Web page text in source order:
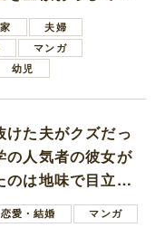
てきた夫婦
マンガ
幼児
けた夫がクズだっ
の人気者の彼女が
のは地味で目立た
生
恋愛・結婚
マンガ